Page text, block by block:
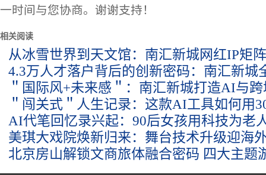
一时间与您协商。谢谢支持！
相关阅读
从冰雪世界到天文馆：南汇新城网红IP矩
4.3万人才落户背后的创新密码：南汇新城
＂国际风+未来感＂：南汇新城打造AI与
＂闯关式＂人生记录：这款AI工具如何用
AI代笔回忆录兴起：90后女孩用科技为老
美琪大戏院焕新归来：舞台技术升级迎海
北京房山解锁文商旅体融合密码 四大主题